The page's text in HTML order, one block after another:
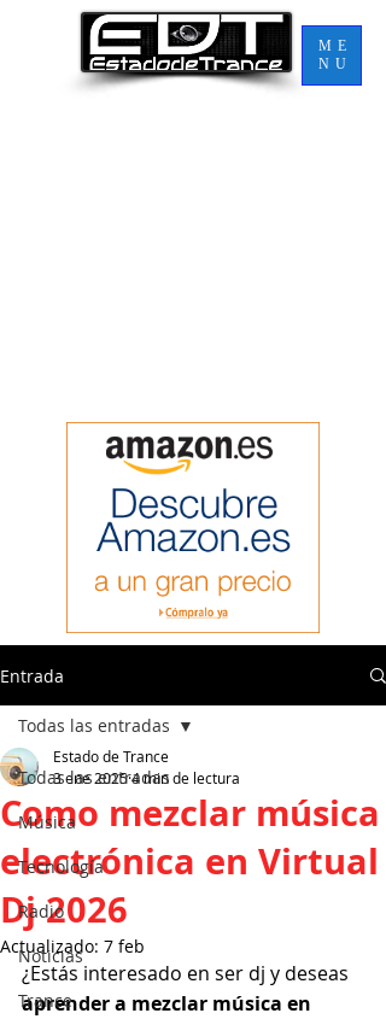
ME
NU
Entrada
Todas las entradas
Música
Tecnología
Radio
Noticias
Trance
Todas las entradas
Como mezclar música
electrónica en Virtual
Dj 2026
Estado de Trance
3 ene 20254 min de lectura
Actualizado: 7 feb
¿Estás interesado en ser dj y deseas
aprender a mezclar música en